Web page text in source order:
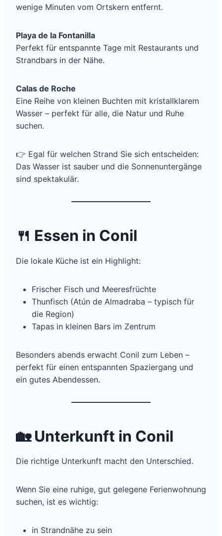
wenige Minuten vom Ortskern entfernt.
Playa de la Fontanilla
Perfekt für entspannte Tage mit Restaurants und
Strandbars in der Nähe.
Calas de Roche
Eine Reihe von kleinen Buchten mit kristallklarem
Wasser – perfekt für alle, die Natur und Ruhe
suchen.
👉 Egal für welchen Strand Sie sich entscheiden:
Das Wasser ist sauber und die Sonnenuntergänge
sind spektakulär.
🍴 Essen in Conil
Die lokale Küche ist ein Highlight:
Frischer Fisch und Meeresfrüchte
Thunfisch (Atún de Almadraba – typisch für
die Region)
Tapas in kleinen Bars im Zentrum
Besonders abends erwacht Conil zum Leben –
perfekt für einen entspannten Spaziergang und
ein gutes Abendessen.
🏡Unterkunft in Conil
Die richtige Unterkunft macht den Unterschied.
Wenn Sie eine ruhige, gut gelegene Ferienwohnung
suchen, ist es wichtig:
in Strandnähe zu sein